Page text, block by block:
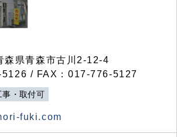
県青森市古川2-12-4
/ FAX：017-776-5127
事・取付可
fuki.com